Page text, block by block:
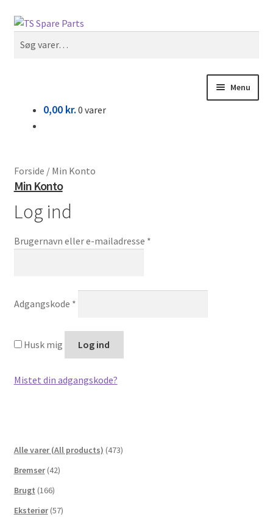
Spring
navigation
Spring
indhold
efter:
Søg
Menu
Om shoppen
Kasse
0,00 kr. 0 varer
Forside / Min Konto
Min Konto
Log ind
Brugernavn eller e-mailadresse *Påkrævet
Adgangskode *
Husk mig Log ind
Mistet din adgangskode?
Alle varer (All products) (473)
Bremser (42)
Brugt (166)
Eksteriør (57)